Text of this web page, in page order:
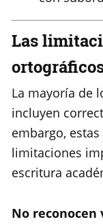
Las
La mayoría de
incluyen
embargo,
limitaciones
escritura
No